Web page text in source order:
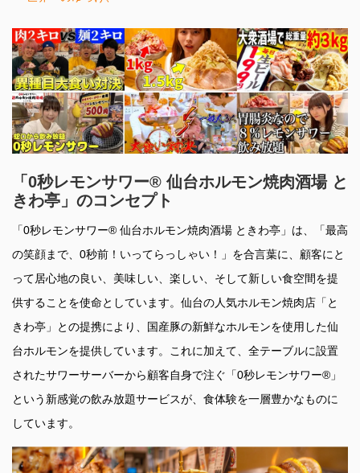
「0秒レモンサワー® 仙台ホルモン焼肉酒場 と
きわ亭」のコンセプト
「0秒レモンサワー® 仙台ホルモン焼肉酒場 ときわ亭」は、「最高
の笑顔まで、0秒前！いってらっしゃい！」を合言葉に、顧客にと
って居心地の良い、美味しい、楽しい、そして新しい食空間を提
供することを使命としています。仙台の人気ホルモン焼肉店「と
きわ亭」との提携により、国産豚の新鮮なホルモンを使用した仙
台ホルモンを提供しています。これに加えて、全テーブルに設置
されたサワーサーバーから顧客自身で注ぐ「0秒レモンサワー®」
という新感覚の飲み放題サービスが、食体験を一層豊かなものに
しています。